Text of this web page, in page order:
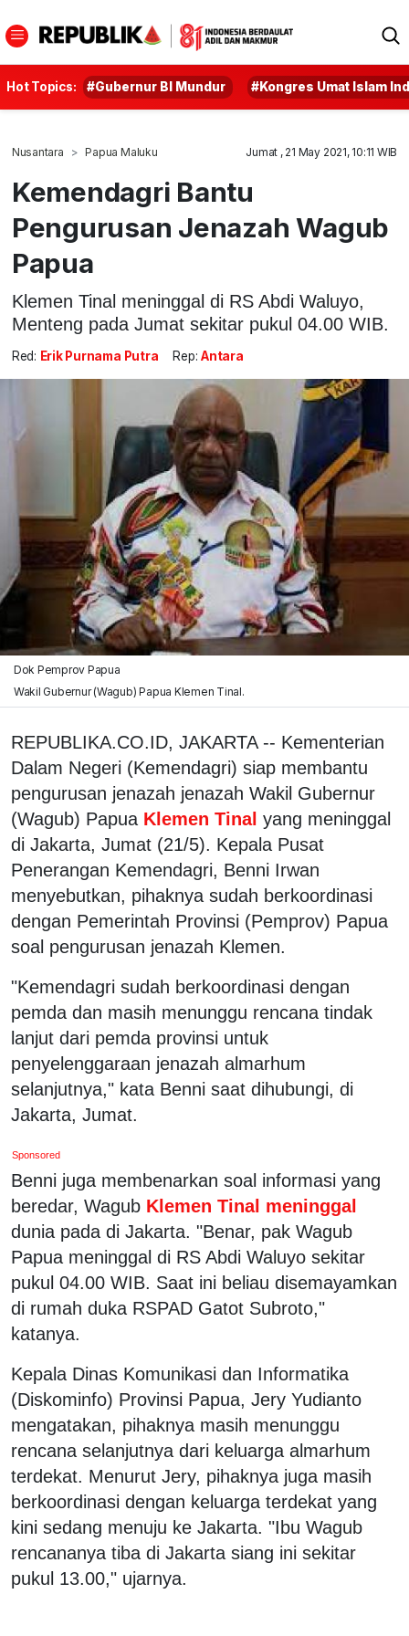
Hot Topics: #Gubernur BI Mundur #Kongres Umat Islam
Nusantara Papua Maluku Jumat , 21 May 2021, 10:11 WIB
Kemendagri Bantu
Pengurusan Jenazah Wagub
Papua
Klemen Tinal meninggal di RS Abdi Waluyo,
Menteng pada Jumat sekitar pukul 04.00 WIB.
Red: Erik Purnama Putra Rep: Antara
Dok Pemprov Papua
Wakil Gubernur (Wagub) Papua Klemen Tinal.
REPUBLIKA.CO.ID, JAKARTA -- Kementerian
Dalam Negeri (Kemendagri) siap membantu
pengurusan jenazah jenazah Wakil Gubernur
(Wagub) Papua Klemen Tinal yang meninggal
di Jakarta, Jumat (21/5). Kepala Pusat
Penerangan Kemendagri, Benni Irwan
menyebutkan, pihaknya sudah berkoordinasi
dengan Pemerintah Provinsi (Pemprov) Papua
soal pengurusan jenazah Klemen.
"Kemendagri sudah berkoordinasi dengan
pemda dan masih menunggu rencana tindak
lanjut dari pemda provinsi untuk
penyelenggaraan jenazah almarhum
selanjutnya," kata Benni saat dihubungi, di
Jakarta, Jumat.
Sponsored
Benni juga membenarkan soal informasi yang
beredar, Wagub Klemen Tinal meninggal
dunia pada di Jakarta. "Benar, pak Wagub
Papua meninggal di RS Abdi Waluyo sekitar
pukul 04.00 WIB. Saat ini beliau disemayamkan
di rumah duka RSPAD Gatot Subroto,"
katanya.
Kepala Dinas Komunikasi dan Informatika
(Diskominfo) Provinsi Papua, Jery Yudianto
mengatakan, pihaknya masih menunggu
rencana selanjutnya dari keluarga almarhum
terdekat. Menurut Jery, pihaknya juga masih
berkoordinasi dengan keluarga terdekat yang
kini sedang menuju ke Jakarta. "Ibu Wagub
rencananya tiba di Jakarta siang ini sekitar
pukul 13.00," ujarnya.